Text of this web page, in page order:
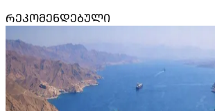
ᲠᲔᲙᲝᲛᲔᲜᲓᲔᲑᲣᲚᲘ